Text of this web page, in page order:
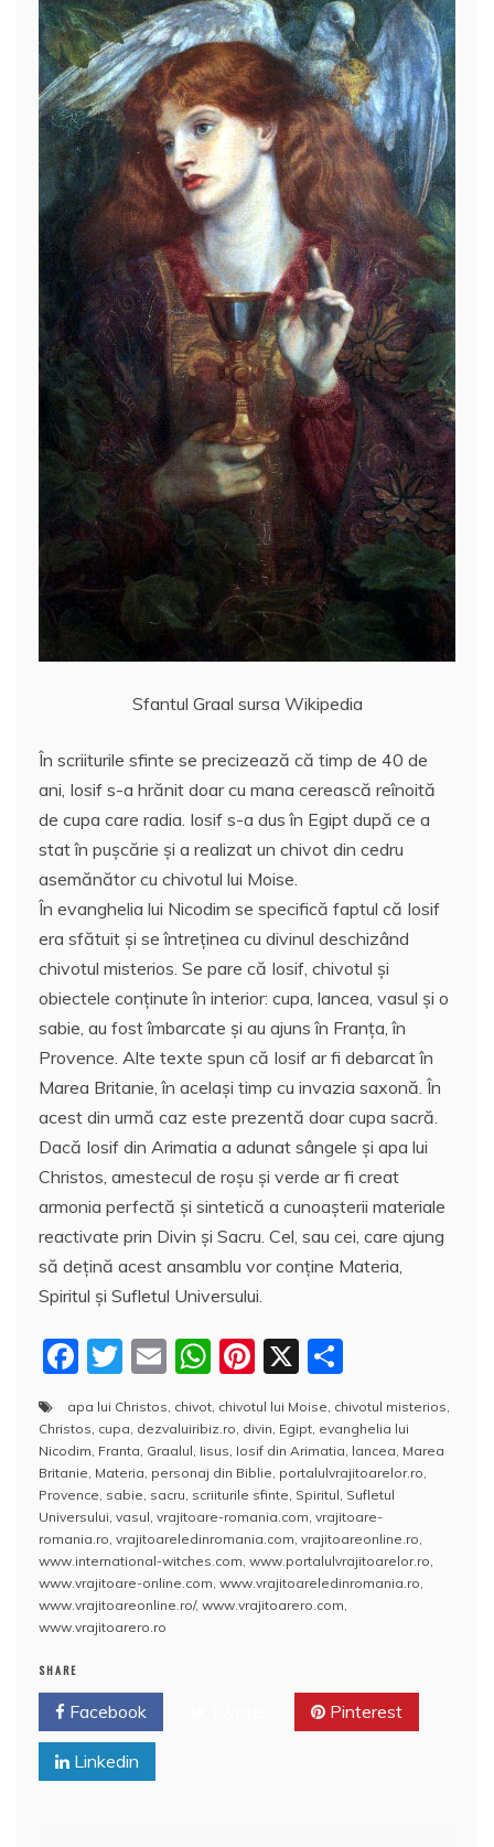
Sfantul Graal sursa Wikipedia
În scriiturile sfinte se precizează că timp de 40 de
ani, Iosif s-a hrănit doar cu mana cerească reînoită
de cupa care radia. Iosif s-a dus în Egipt după ce a
stat în puşcărie şi a realizat un chivot din cedru
asemănător cu chivotul lui Moise.
În evanghelia lui Nicodim se specifică faptul că Iosif
era sfătuit şi se întreţinea cu divinul deschizând
chivotul misterios. Se pare că Iosif, chivotul şi
obiectele conţinute în interior: cupa, lancea, vasul şi o
sabie, au fost îmbarcate şi au ajuns în Franţa, în
Provence. Alte texte spun că Iosif ar fi debarcat în
Marea Britanie, în acelaşi timp cu invazia saxonă. În
acest din urmă caz este prezentă doar cupa sacră.
Dacă Iosif din Arimatia a adunat sângele şi apa lui
Christos, amestecul de roşu şi verde ar fi creat
armonia perfectă şi sintetică a cunoaşterii materiale
reactivate prin Divin şi Sacru. Cel, sau cei, care ajung
să deţină acest ansamblu vor conţine Materia,
Spiritul şi Sufletul Universului.
F
a
c
e
b
o
o
k
T
w
itt
er
E
m
ai
l
W
h
at
s
A
p
p
Pi
nt
er
e
st
X
a
rt
aj
e
a
z
ă
apa lui Christos, chivot, chivotul lui Moise, chivotul misterios,
Christos, cupa, dezvaluiribiz.ro, divin, Egipt, evanghelia lui
Nicodim, Franta, Graalul, Iisus, Iosif din Arimatia, lancea, Marea
Britanie, Materia, personaj din Biblie, portalulvrajitoarelor.ro,
Provence, sabie, sacru, scriiturile sfinte, Spiritul, Sufletul
Universului, vasul, vrajitoare-romania.com, vrajitoare-
romania.ro, vrajitoareledinromania.com, vrajitoareonline.ro,
www.international-witches.com, www.portalulvrajitoarelor.ro,
www.vrajitoare-online.com, www.vrajitoareledinromania.ro,
www.vrajitoareonline.ro/, www.vrajitoarero.com,
www.vrajitoarero.ro
SHARE
Facebook Pinterest
Linkedin